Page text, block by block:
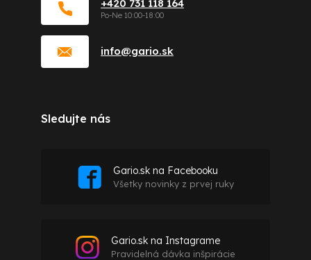
info@gario.sk
+420 731 118 164
Sledujte nás
Gario.sk na Facebooku
Všetky novinky z prvej ruky
Gario.sk na Instagrame
Pravidelná dávka inšpirácie